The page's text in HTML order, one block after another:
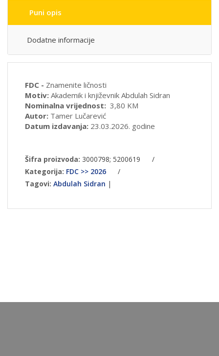
Puni opis
Dodatne informacije
FDC - Znamenite ličnosti
Motiv: Akademik i književnik Abdulah Sidran
Nominalna vrijednost: 3,80 KM
Autor: Tamer Lučarević
Datum izdavanja: 23.03.2026. godine
Šifra proizvoda: 3000798; 5200619
/
Kategorija: FDC >> 2026
/
Tagovi: Abdulah Sidran |